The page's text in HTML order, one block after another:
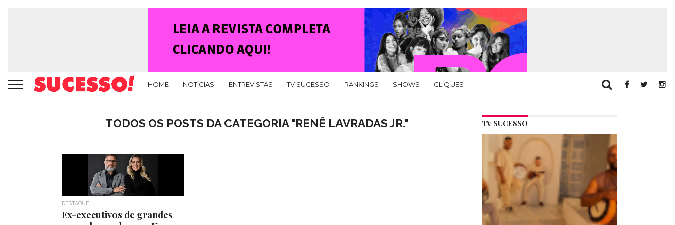
HOME NOTÍCIAS ENTREVISTAS TV SUCESSO RANKINGS SHOWS CLIQUES
TODOS OS POSTS DA CATEGORIA "RENÊ LAVRADAS JR."
DESTAQUE
Ex-executivos de grandes
TV SUCESSO